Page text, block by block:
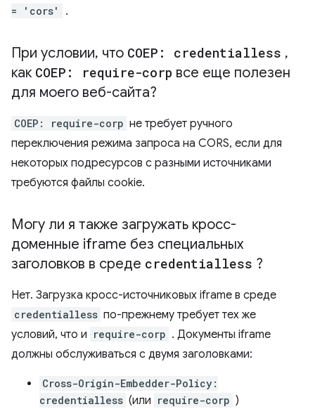
= 'cors'
.
При условии, что COEP: credentialless ,
как COEP: require-corp все еще полезен
для моего веб-сайта?
COEP: require-corp не требует ручного
переключения режима запроса на CORS, если для
некоторых подресурсов с разными источниками
требуются файлы cookie.
Могу ли я также загружать кросс-
доменные iframe без специальных
заголовков в среде credentialless ?
Нет. Загрузка кросс-источниковых iframe в среде
credentialless по-прежнему требует тех же
условий, что и require-corp . Документы iframe
должны обслуживаться с двумя заголовками:
Cross-Origin-Embedder-Policy:
credentialless (или require-corp )